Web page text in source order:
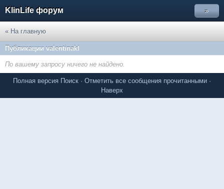
KlinLife форум »
« На главную
Публикации valentinakl
По вашему запросу ничего не найдено.
Полная версия Поиск · Отметить все сообщения прочитанными ·
Наверх